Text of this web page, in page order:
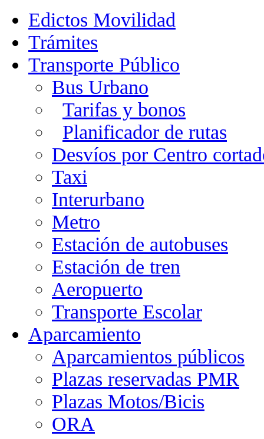
Edictos Movilidad
Trámites
Transporte Público
Bus Urbano
Tarifas y bonos
Planificador de rutas
Desvíos por Centro
Taxi
Interurbano
Metro
Estación de autobuses
Estación de tren
Aeropuerto
Transporte Escolar
Aparcamiento
Aparcamientos públicos
Plazas reservadas PMR
Plazas Motos/Bicis
ORA